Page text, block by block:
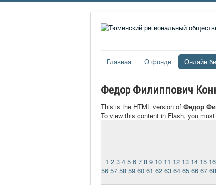
Главная О фонде Онлайн
Федор Филиппович
This is the HTML version of Федор
To view this content in Flash, you
1 2 3 4 5 6 7 8 9 10 11 12 13 14 15 16
56 57 58 59 60 61 62 63 64 65 66 67 68